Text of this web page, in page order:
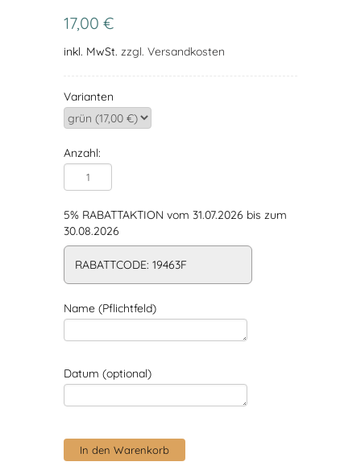
17,00 €
inkl. MwSt. zzgl. Versandkosten
Varianten
Anzahl:
5% RABATTAKTION vom 31.07.2026 bis zum
30.08.2026
RABATTCODE: 19463F
Name (Pflichtfeld)
Datum (optional)